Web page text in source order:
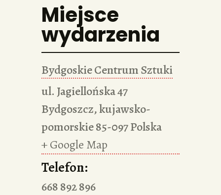
Miejsce
wydarzenia
Bydgoskie Centrum Sztuki
ul. Jagiellońska 47
Bydgoszcz,kujawsko-
pomorskie85-097Polska
+ Google Map
Telefon:
668 892 896